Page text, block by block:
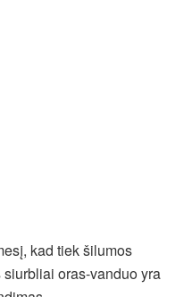
kad tiek šilumos
oras-vanduo yra